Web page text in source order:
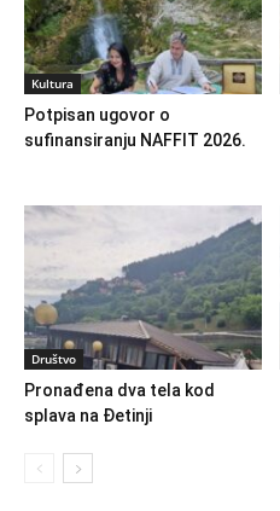
Kultura
Potpisan ugovor o
sufinansiranju NAFFIT 2026.
Društvo
Pronađena dva tela kod
splava na Đetinji